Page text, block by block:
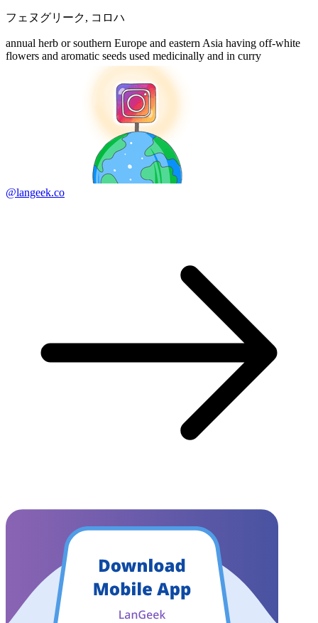
フェヌグリーク, コロハ
annual herb or southern Europe and eastern Asia having off-white
flowers and aromatic seeds used medicinally and in curry
@langeek.co